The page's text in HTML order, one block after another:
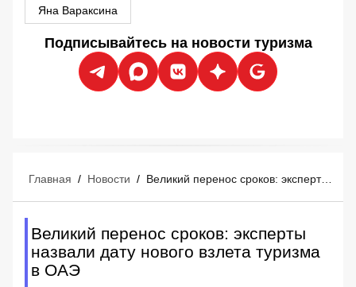
Яна Вараксина
Подписывайтесь на новости туризма
Главная / Новости / Великий перенос сроков: эксперты назвали дату нового взлета туризма в ОАЭ
Великий перенос сроков: эксперты
назвали дату нового взлета туризма
в ОАЭ